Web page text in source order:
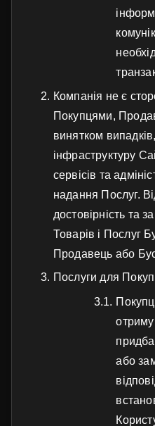
Компанія не є
Покупцями,
винятком
інфраструктуру
сервісів та
надання Послуг.
достовірність та
Товарів і Послуг
Продавець або
Послуги для
або